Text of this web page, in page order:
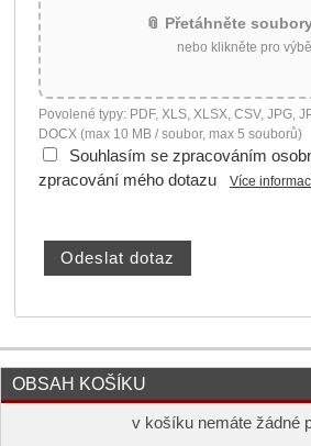
📎 Přetáhněte
nebo klikněte pro
Povolené typy: PDF, XLS, XLSX, CSV, JPG,
DOCX (max 10 MB / soubor, max 5 souborů)
Souhlasím se zpracováním
zpracování mého dotazu
Více
OBSAH KOŠÍKU
v košíku nemáte žádné